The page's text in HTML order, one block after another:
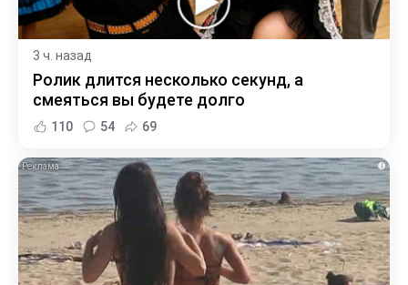
3 ч. назад
Ролик длится несколько секунд, а
смеяться вы будете долго
110 54 69
i